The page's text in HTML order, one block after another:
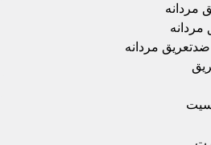
مردانه
مردانه